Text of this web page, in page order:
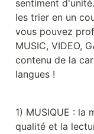
sentiment
les trier en un
vous pouvez
MUSIC, VIDEO,
contenu de la
langues !
1) MUSIQUE :
qualité et la